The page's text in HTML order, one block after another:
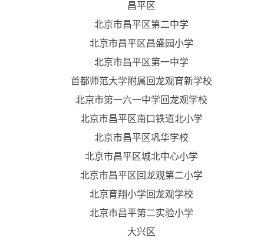
昌平区
北京市昌平区第二中学
北京市昌平区昌盛园小学
北京市昌平区第一中学
首都师范大学附属回龙观育新学校
北京市第一六一中学回龙观学校
北京市昌平区南口铁道北小学
北京市昌平区巩华学校
北京市昌平区城北中心小学
北京市昌平区回龙观第二小学
北京育翔小学回龙观学校
北京市昌平第二实验小学
大兴区